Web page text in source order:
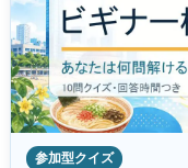
参加型クイズ